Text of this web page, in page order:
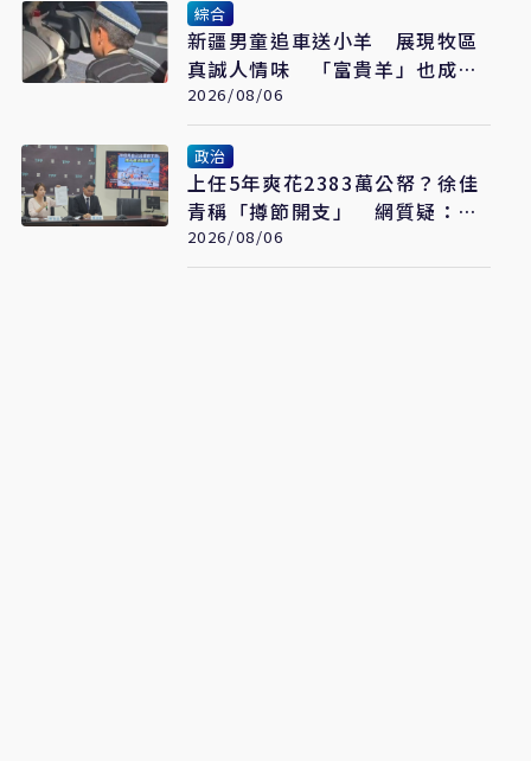
綜合
新疆男童追車送小羊 展現牧區
真誠人情味 「富貴羊」也成遊
客最愛伴手禮
2026/08/06
政治
上任5年爽花2383萬公帑？徐佳
青稱「撙節開支」 網質疑：卻
搭商務艙？
2026/08/06